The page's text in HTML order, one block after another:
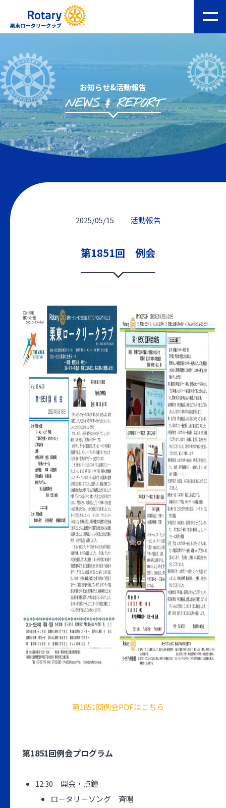
お知らせ&活動報告
NEWS & REPORT
2025/05/15 活動報告
第1851回 例会
第1851回例会PDFはこちら
第1851回例会プログラム
12:30 開会・点鐘
ロ－タリ－ソング 斉唱